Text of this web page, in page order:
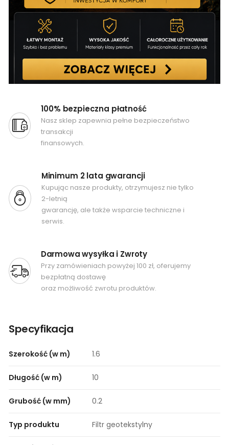
100% bezpieczna płatność
Nasz sklep zapewnia pełne bezpieczeństwo
transakcji
finansowych.
Minimum 2 lata gwarancji
Kupując nasze produkty, otrzymujesz nie tylko
2-letnią
gwarancję, ale także wsparcie techniczne i
serwis.
Darmowa wysyłka i Zwroty
Przy zamówieniach powyżej 100 zł, oferujemy
bezpłatną dostawę
oraz możliwość zwrotu produktów.
Specyfikacja
Szerokość (w m) 1.6
Długość (w m) 10
Grubość (w mm) 0.2
Typ produktu Filtr geotekstylny